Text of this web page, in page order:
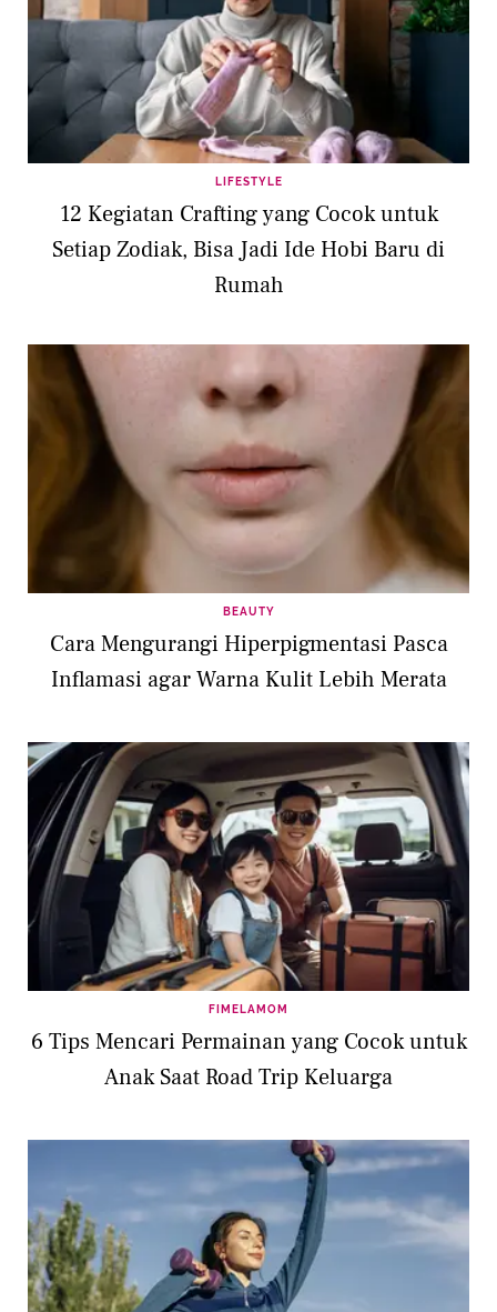
LIFESTYLE
12 Kegiatan Crafting yang Cocok untuk
Setiap Zodiak, Bisa Jadi Ide Hobi Baru di
Rumah
BEAUTY
Cara Mengurangi Hiperpigmentasi Pasca
Inflamasi agar Warna Kulit Lebih Merata
FIMELAMOM
6 Tips Mencari Permainan yang Cocok untuk
Anak Saat Road Trip Keluarga